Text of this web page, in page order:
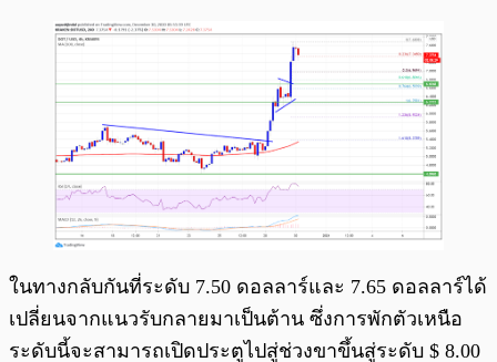
ในทางกลับกันที่ระดับ 7.50 ดอลลาร์และ 7.65 ดอลลาร์ได้
เปลี่ยนจากแนวรับกลายมาเป็นต้าน ซึ่งการพักตัวเหนือ
ระดับนี้จะสามารถเปิดประตูไปสู่ช่วงขาขึ้นสู่ระดับ $ 8.00